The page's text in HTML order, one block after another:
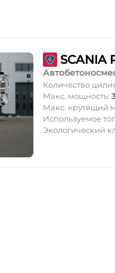
SCANIA
Количество
Макс. мощность:
Макс. крутящий
Используемое
Экологический